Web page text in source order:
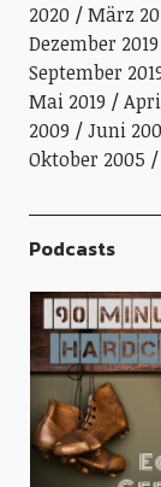
2020
März
Dezember 2019
September
Mai 2019
2009
Juni
Oktober 2005
Podcasts